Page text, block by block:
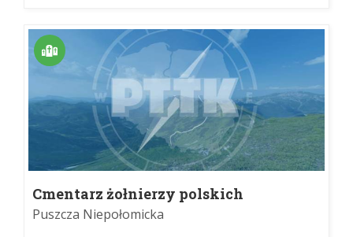
Cmentarz żołnierzy polskich
Puszcza Niepołomicka